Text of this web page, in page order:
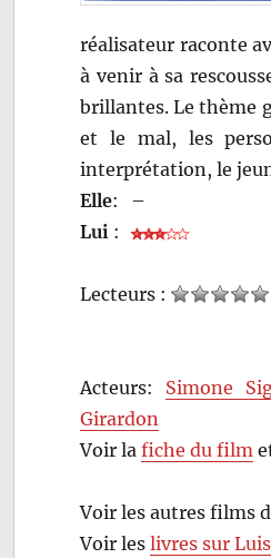
réalisateur raconte
à venir à sa
brillantes. Le thème
et le mal, les
interprétation, le
Elle:
–
Lui :
Lecteurs :
Acteurs: Simone
Girardon
Voir lafiche du film
Voir les autres films
Voir leslivres sur